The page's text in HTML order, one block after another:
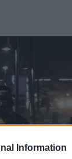
Information